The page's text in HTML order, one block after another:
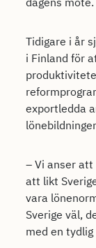
Tidigare i år
i Finland för
exportledda
– Vi anser
att likt
vara
Sverige väl,
med en